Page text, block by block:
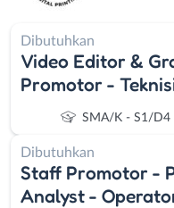
Dibutuhkan
Video Editor &
Promotor -
SMA/K - S1/D4
Dibutuhkan
Staff Promotor -
Analyst -